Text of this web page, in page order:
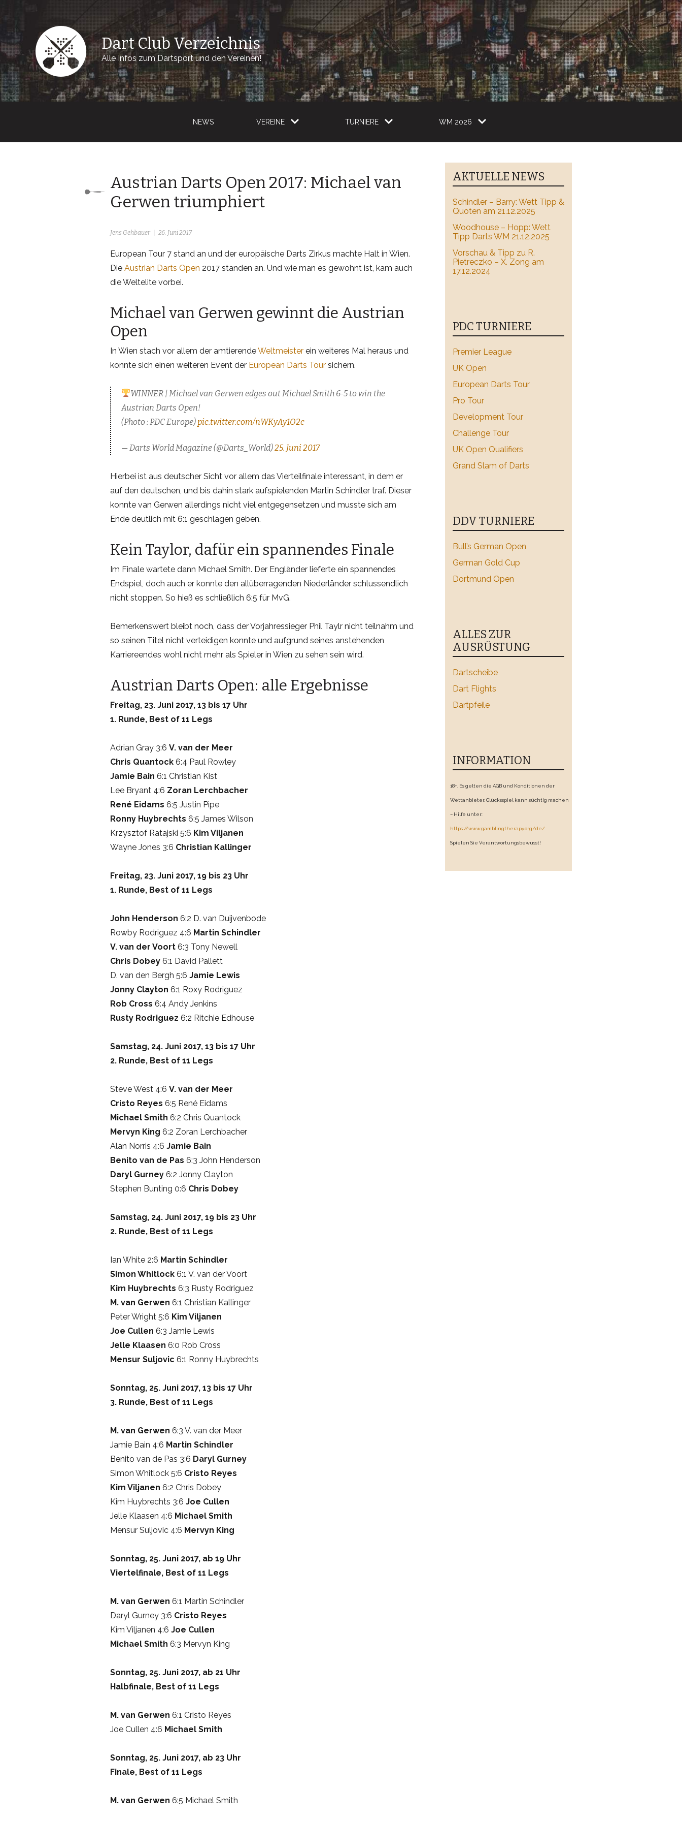
Dart Club Verzeichnis
Alle Infos zum Dartsport und den Vereinen!
NEWS VEREINE TURNIERE WM 2026
Austrian Darts Open 2017: Michael van
Gerwen triumphiert
Jens Gehbauer 26. Juni 2017
European Tour 7 stand an und der europäische Darts Zirkus machte Halt in Wien.
Die Austrian Darts Open 2017 standen an. Und wie man es gewohnt ist, kam auch
die Weltelite vorbei.
Michael van Gerwen gewinnt die Austrian
Open
In Wien stach vor allem der amtierendeWeltmeister ein weiteres Mal heraus und
konnte sich einen weiteren Event der European Darts Tour sichern.
WINNER | Michael van Gerwen edges out Michael Smith 6-5 to win the
Austrian Darts Open!
(Photo : PDC Europe) pic.twitter.com/nWKyAy1O2c
— Darts World Magazine (@Darts_World)25. Juni 2017
Hierbei ist aus deutscher Sicht vor allem das Vierteilfinale interessant, in dem er
auf den deutschen, und bis dahin stark aufspielenden Martin Schindler traf. Dieser
konnte van Gerwen allerdings nicht viel entgegensetzen und musste sich am
Ende deutlich mit 6:1 geschlagen geben.
Kein Taylor, dafür ein spannendes Finale
Im Finale wartete dann Michael Smith. Der Engländer lieferte ein spannendes
Endspiel, doch auch er konnte den allüberragenden Niederländer schlussendlich
nicht stoppen. So hieß es schließlich 6:5 für MvG.
Bemerkenswert bleibt noch, dass der Vorjahressieger Phil Taylr nicht teilnahm und
so seinen Titel nicht verteidigen konnte und aufgrund seines anstehenden
Karriereendes wohl nicht mehr als Spieler in Wien zu sehen sein wird.
Austrian Darts Open: alle Ergebnisse
Freitag, 23. Juni 2017, 13 bis 17 Uhr
1. Runde, Best of 11 Legs
Adrian Gray 3:6 V. van der Meer
Chris Quantock 6:4 Paul Rowley
Jamie Bain 6:1 Christian Kist
Lee Bryant 4:6 Zoran Lerchbacher
René Eidams 6:5 Justin Pipe
Ronny Huybrechts 6:5 James Wilson
Krzysztof Ratajski 5:6 Kim Viljanen
Wayne Jones 3:6 Christian Kallinger
Freitag, 23. Juni 2017, 19 bis 23 Uhr
1. Runde, Best of 11 Legs
John Henderson 6:2 D. van Duijvenbode
Rowby Rodriguez 4:6 Martin Schindler
V. van der Voort 6:3 Tony Newell
Chris Dobey 6:1 David Pallett
D. van den Bergh 5:6 Jamie Lewis
Jonny Clayton 6:1 Roxy Rodriguez
Rob Cross 6:4 Andy Jenkins
Rusty Rodriguez 6:2 Ritchie Edhouse
Samstag, 24. Juni 2017, 13 bis 17 Uhr
2. Runde, Best of 11 Legs
Steve West 4:6 V. van der Meer
Cristo Reyes 6:5 René Eidams
Michael Smith 6:2 Chris Quantock
Mervyn King 6:2 Zoran Lerchbacher
Alan Norris 4:6 Jamie Bain
Benito van de Pas 6:3 John Henderson
Daryl Gurney 6:2 Jonny Clayton
Stephen Bunting 0:6 Chris Dobey
Samstag, 24. Juni 2017, 19 bis 23 Uhr
2. Runde, Best of 11 Legs
Ian White 2:6 Martin Schindler
Simon Whitlock 6:1 V. van der Voort
Kim Huybrechts 6:3 Rusty Rodriguez
M. van Gerwen 6:1 Christian Kallinger
Peter Wright 5:6 Kim Viljanen
Joe Cullen 6:3 Jamie Lewis
Jelle Klaasen 6:0 Rob Cross
Mensur Suljovic 6:1 Ronny Huybrechts
Sonntag, 25. Juni 2017, 13 bis 17 Uhr
3. Runde, Best of 11 Legs
M. van Gerwen 6:3 V. van der Meer
Jamie Bain 4:6 Martin Schindler
Benito van de Pas 3:6 Daryl Gurney
Simon Whitlock 5:6 Cristo Reyes
Kim Viljanen 6:2 Chris Dobey
Kim Huybrechts 3:6 Joe Cullen
Jelle Klaasen 4:6 Michael Smith
Mensur Suljovic 4:6 Mervyn King
Sonntag, 25. Juni 2017, ab 19 Uhr
Viertelfinale, Best of 11 Legs
M. van Gerwen 6:1 Martin Schindler
Daryl Gurney 3:6 Cristo Reyes
Kim Viljanen 4:6 Joe Cullen
Michael Smith 6:3 Mervyn King
Sonntag, 25. Juni 2017, ab 21 Uhr
Halbfinale, Best of 11 Legs
M. van Gerwen 6:1 Cristo Reyes
Joe Cullen 4:6 Michael Smith
Sonntag, 25. Juni 2017, ab 23 Uhr
Finale, Best of 11 Legs
M. van Gerwen 6:5 Michael Smith
AKTUELLE NEWS
Schindler – Barry: Wett Tipp &
Quoten am 21.12.2025
Woodhouse – Hopp: Wett
Tipp Darts WM 21.12.2025
Vorschau & Tipp zu R.
Pietreczko – X. Zong am
17.12.2024
PDC TURNIERE
Premier League
UK Open
European Darts Tour
Pro Tour
Development Tour
Challenge Tour
UK Open Qualifiers
Grand Slam of Darts
DDV TURNIERE
Bull’s German Open
German Gold Cup
Dortmund Open
ALLES ZUR
AUSRÜSTUNG
Dartscheibe
Dart Flights
Dartpfeile
INFORMATION
18+. Es gelten die AGB und Konditionen der
Wettanbieter. Glücksspiel kann süchtig machen
– Hilfe unter:
https://www.gamblingtherapy.org/de/
Spielen Sie Verantwortungsbewusst!